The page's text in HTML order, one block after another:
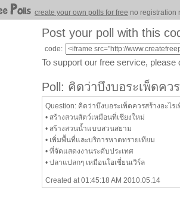
create your own polls for free no registration
Post your poll with this
code:
To support our free service, please
Poll: คิดว่าบึงบอระเพ็ดคว
Question: คิดว่าบึงบอระเพ็ดควรสร้างอะไร
• สร้างสวนสัตว์เหมือนที่เชียงใหม่
• สร้างสวนน้ำแบบสวนสยาม
• เพิ่มพื้นที่และบริการหาดทรายเทียม
• ที่จัดแสดงงานระดับประเทศ
• ปลาแปลกๆ เหมือนโอเชี่ยนเวิร์ล
Created at 01:45:18 AM 2010.05.14